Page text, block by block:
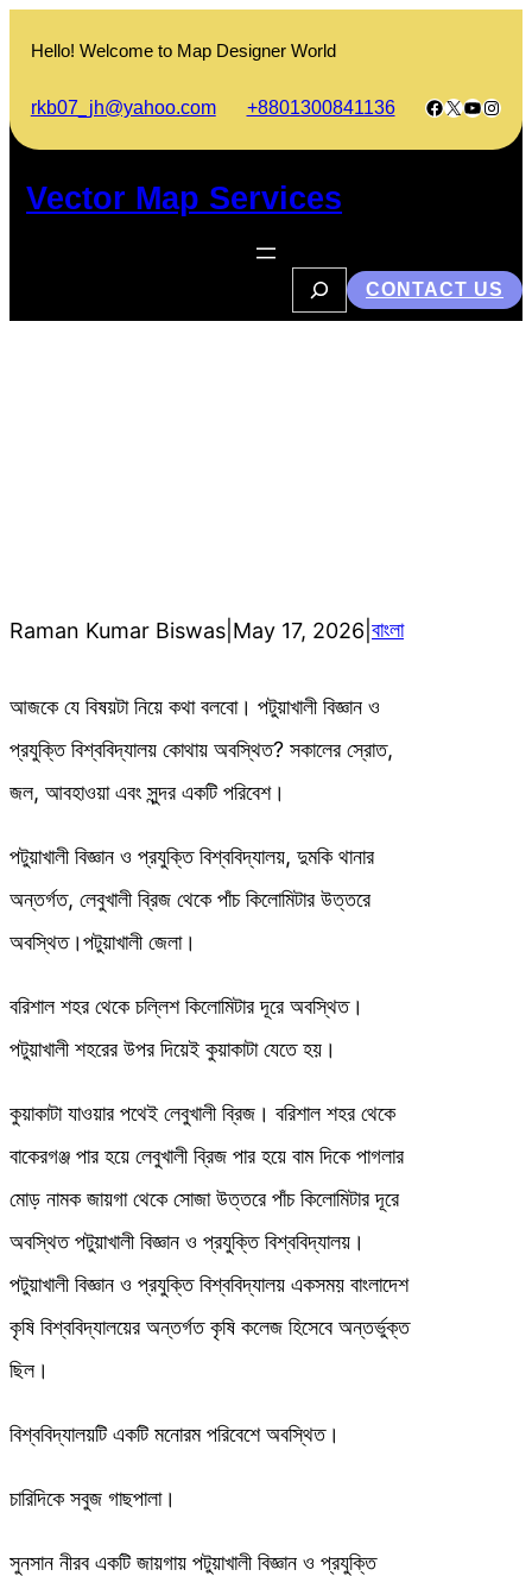
content
Hello! Welcome to Map Designer World
rkb07_jh@yahoo.com +8801300841136 Facebook
X
Vector Map Services
a
CONTACT US
Raman Kumar Biswas May 17, 2026 বাংলা
আজকে যে বিষয়টা নিয়ে কথা বলবো। পটুয়াখালী বিজ্ঞান ও
প্রযুক্তি বিশ্ববিদ্যালয় কোথায় অবস্থিত? সকালের স্রোত,
জল, আবহাওয়া এবং সুন্দর একটি পরিবেশ।
পটুয়াখালী বিজ্ঞান ও প্রযুক্তি বিশ্ববিদ্যালয়, দুমকি থানার
অন্তর্গত, লেবুখালী ব্রিজ থেকে পাঁচ কিলোমিটার উত্তরে
অবস্থিত।পটুয়াখালী জেলা।
বরিশাল শহর থেকে চল্লিশ কিলোমিটার দূরে অবস্থিত।
পটুয়াখালী শহরের উপর দিয়েই কুয়াকাটা যেতে হয়।
কুয়াকাটা যাওয়ার পথেই লেবুখালী ব্রিজ। বরিশাল শহর থেকে
বাকেরগঞ্জ পার হয়ে লেবুখালী ব্রিজ পার হয়ে বাম দিকে পাগলার
মোড় নামক জায়গা থেকে সোজা উত্তরে পাঁচ কিলোমিটার দূরে
অবস্থিত পটুয়াখালী বিজ্ঞান ও প্রযুক্তি বিশ্ববিদ্যালয়।
পটুয়াখালী বিজ্ঞান ও প্রযুক্তি বিশ্ববিদ্যালয় একসময় বাংলাদেশ
কৃষি বিশ্ববিদ্যালয়ের অন্তর্গত কৃষি কলেজ হিসেবে অন্তর্ভুক্ত
ছিল।
বিশ্ববিদ্যালয়টি একটি মনোরম পরিবেশে অবস্থিত।
চারিদিকে সবুজ গাছপালা।
সুনসান নীরব একটি জায়গায় পটুয়াখালী বিজ্ঞান ও প্রযুক্তি